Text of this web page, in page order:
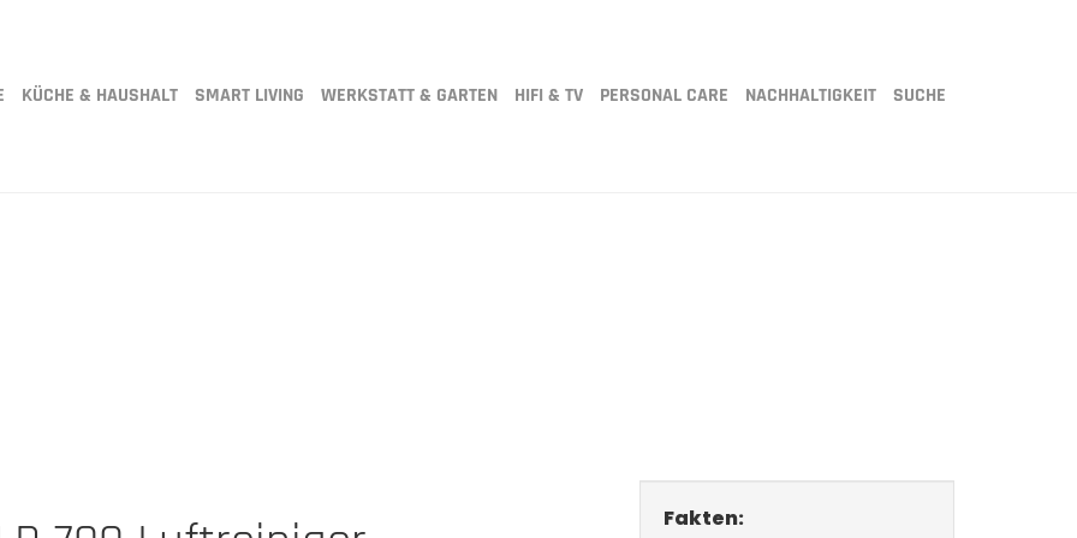
KÜCHE & HAUSHALT SMART LIVING WERKSTATT & GARTEN HIFI & TV PERSONAL CARE NACHHALTIGKEIT SUCHE
Fakten: